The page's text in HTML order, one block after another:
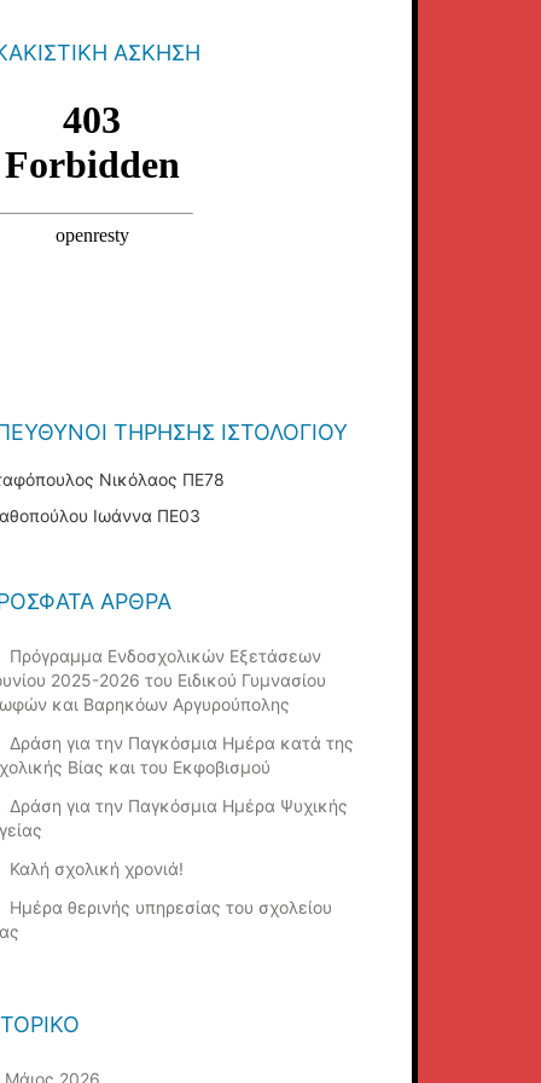
ΆΣΚΗΣΗ
ΤΉΡΗΣΗΣ ΙΣΤΟΛΟΓΊΟΥ
Νικόλαος ΠΕ78
Ιωάννα ΠΕ03
ΆΡΘΡΑ
Πρόγραμμα Ενδοσχολικών Εξετάσεων
2025-2026 του Ειδικού Γυμνασίου
και Βαρηκόων Αργυρούπολης
Δράση για την Παγκόσμια Ημέρα κατά της
Βίας και του Εκφοβισμού
Δράση για την Παγκόσμια Ημέρα Ψυχικής
Καλή σχολική χρονιά!
Ημέρα θερινής υπηρεσίας του σχολείου
Μάιος 2026